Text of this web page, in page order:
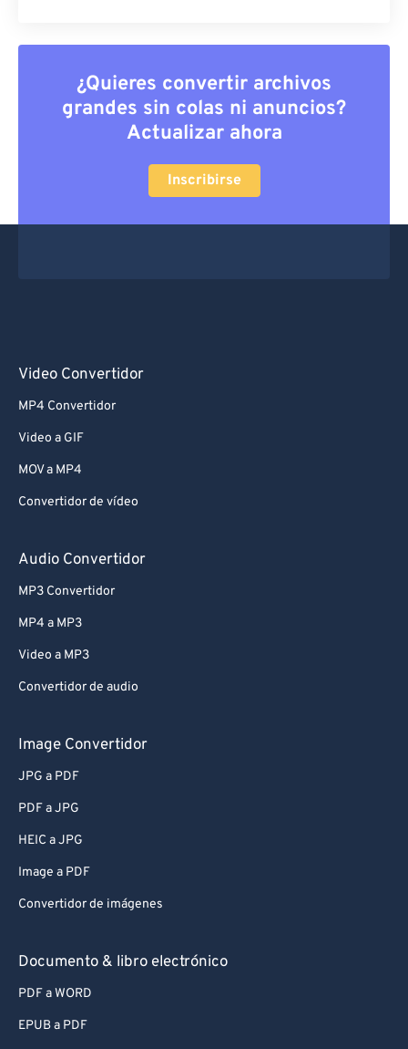
¿Quieres convertir archivos
grandes sin colas ni anuncios?
Actualizar ahora
Inscribirse
Video Convertidor
MP4 Convertidor
Video a GIF
MOV a MP4
Convertidor de vídeo
Audio Convertidor
MP3 Convertidor
MP4 a MP3
Video a MP3
Convertidor de audio
Image Convertidor
JPG a PDF
PDF a JPG
HEIC a JPG
Image a PDF
Convertidor de imágenes
Documento & libro electrónico
PDF a WORD
EPUB a PDF